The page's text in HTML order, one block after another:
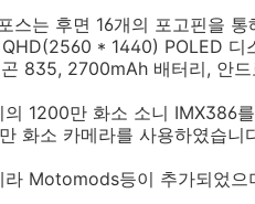
스는 후면 16개의 포고핀을
* 1440) POLED 디
835, 2700mAh 배터리, 안드
1200만 화소 소니 IMX386
화소 카메라를 사용하였습니
Motomods등이 추가되었